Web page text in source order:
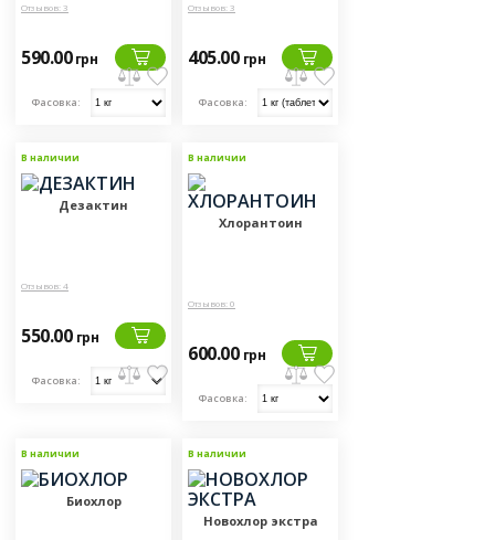
Отзывов: 3
590.00грн
Фасовка:
Отзывов: 3
405.00 грн
Фасовка:
В наличии
Дезактин
Отзывов: 4
550.00 грн
Фасовка:
В наличии
Хлорантоин
Отзывов: 0
600.00 грн
Фасовка:
В наличии
Биохлор
В наличии
Новохлор экстра